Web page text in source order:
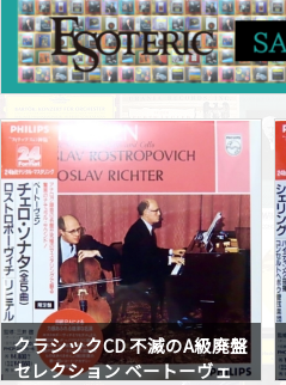
クラシックCD 不滅のA級廃盤
セレクション ベートーヴェ